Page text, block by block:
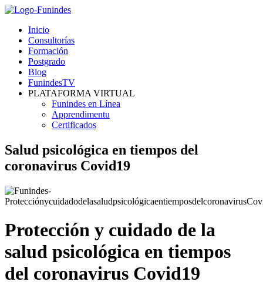
Inicio
Consultorías
Formación
Postgrado
Blog
FunindesTV
PLATAFORMA VIRTUAL
Funindes en Línea
Apprendimentu
Certificados
Salud psicológica en tiempos del
coronavirus Covid19
Protección y cuidado de la
salud psicológica en tiempos
del coronavirus Covid19